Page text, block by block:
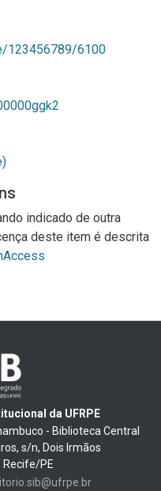
123456789/6100
indicado de outra
deste item é descrita
da UFRPE
- Biblioteca Central
s/n, Dois Irmãos
Recife/PE